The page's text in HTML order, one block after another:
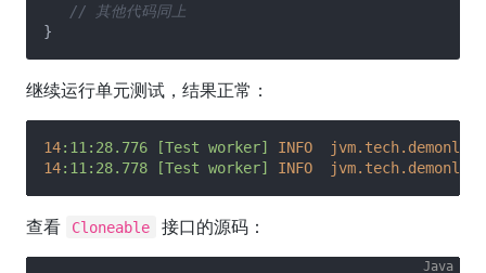
// 其他代码同上
继续运行单元测试，结果正常：
14:11:28.776 [Test worker]
INFO
14:11:28.778 [Test worker] INFO
查看 Cloneable 接口的源码：